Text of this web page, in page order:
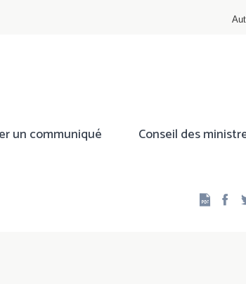
un communiqué Conseil des